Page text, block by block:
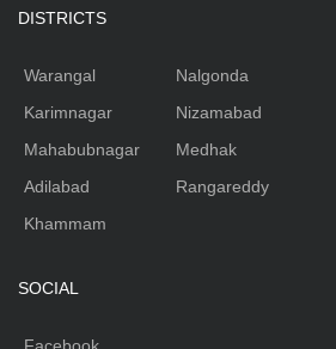
DISTRICTS
Warangal
Karimnagar
Mahabubnagar
Adilabad
Khammam
Nalgonda
Nizamabad
Medhak
Rangareddy
SOCIAL